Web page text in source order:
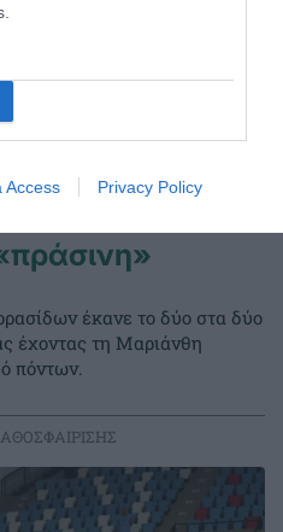
Access Privacy Policy
έκανε το δύο στα δύο
έχοντας τη Μαριάνθη
πόντων.